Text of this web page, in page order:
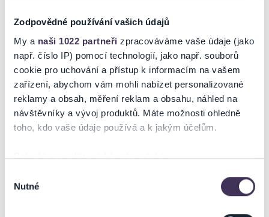
Zodpovědné používání vašich údajů
My a naši 1022 partneři zpracováváme vaše údaje (jako
např. číslo IP) pomocí technologií, jako např. souborů
cookie pro uchování a přístup k informacím na vašem
zařízení, abychom vám mohli nabízet personalizované
reklamy a obsah, měření reklam a obsahu, náhled na
návštěvníky a vývoj produktů. Máte možnosti ohledně
toho, kdo vaše údaje používá a k jakým účelům.
Pokud to povolíte, rádi bychom také:
které mohou být přesné na několik metrů
souhlasu
Nutné
Znají je lidé ale skutečně? Diváci se vydají na expedici do hlubin
jedné z nejslavnějších básnický sbírek české literatury a seznámí se
zblízka s ženou proměňující se ve Vrbu, dívkou, která v očekávání
milého šije Svatební košile,Vodníkem, matkou doprovázející svou
dceru na popravu, chudou vdovou hledajícíPoklad a mnoha dalšími
postavami tohoto kaleidoskopu plného obrazů a dramatických
situací.